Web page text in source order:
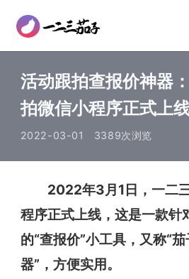
活动跟拍查报价神器
拍微信小程序正式上
2022-03-01 3389次浏览
2022年3月1日，一二
程序正式上线，这是一款针
的“查报价”小工具，又称“
器”，方便实用。